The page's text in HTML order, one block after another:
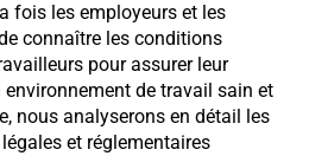
fois les employeurs et les
connaître les conditions
pour assurer leur
de travail sain et
nous analyserons en détail les
et réglementaires